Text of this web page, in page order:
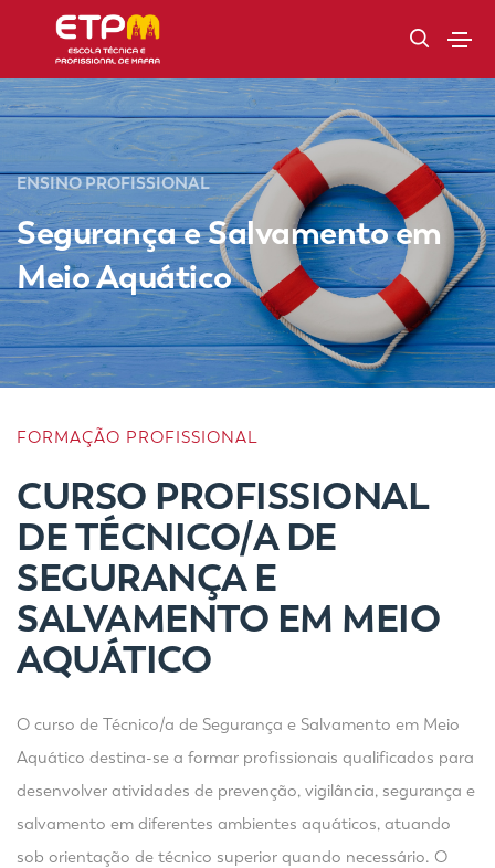
ENSINO PROFISSIONAL
Segurança e Salvamento em
Meio Aquático
FORMAÇÃO PROFISSIONAL
CURSO PROFISSIONAL
DE TÉCNICO/A DE
SEGURANÇA E
SALVAMENTO EM MEIO
AQUÁTICO
O curso de Técnico/a de Segurança e Salvamento em Meio
Aquático destina-se a formar profissionais qualificados para
desenvolver atividades de prevenção, vigilância, segurança e
salvamento em diferentes ambientes aquáticos, atuando
sob orientação de técnico superior quando necessário. O